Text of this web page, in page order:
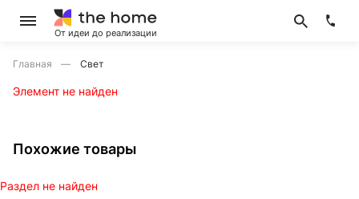
От идеи до реализации
Главная Свет
Элемент не найден
Похожие товары
Раздел не найден